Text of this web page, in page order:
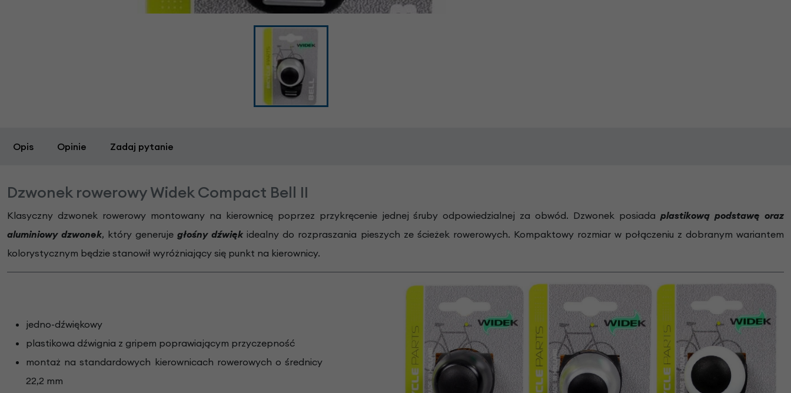
Opis Opinie Zadaj pytanie
Dzwonek rowerowy Widek Compact Bell II
Klasyczny dzwonek rowerowy montowany na kierownicę poprzez przykręcenie jednej śruby odpowiedzialnej za obwód. Dzwonek posiadaplastikową podstawę oraz
aluminiowy dzwonek, który generujegłośny dźwięk idealny do rozpraszania pieszych ze ścieżek rowerowych. Kompaktowy rozmiar w połączeniu z dobranym wariantem
kolorystycznym będzie stanowił wyróżniający się punkt na kierownicy.
jedno-dźwiękowy
plastikowa dźwignia z gripem poprawiającym przyczepność
montaż na standardowych kierownicach rowerowych o średnicy
22,2 mm